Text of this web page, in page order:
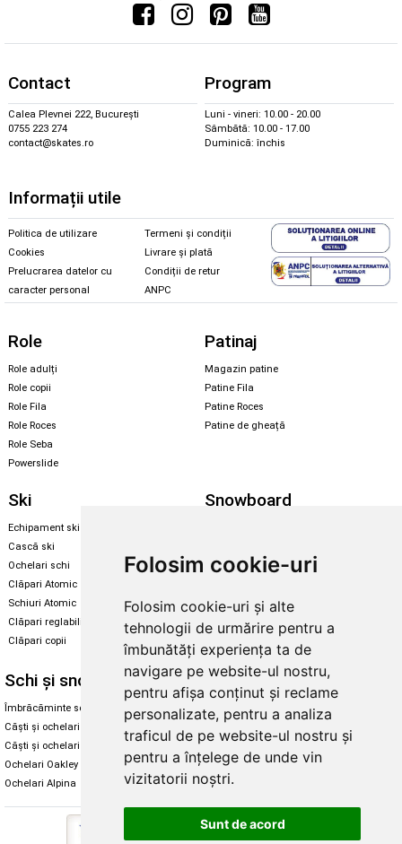
Folosim cookie-uri
Folosim cookie-uri și alte
tehnologii de urmărire pentru a
îmbunătăți experiența ta de
navigare pe website-ul nostru,
pentru afișa conținut și reclame
personalizate, pentru a analiza
traficul de pe website-ul nostru și
pentru a înțelege de unde vin
vizitatorii noștri.
Sunt de acord
Contact
Calea Plevnei 222, București
0755 223 274
contact@skates.ro
Program
Luni - vineri: 10.00 - 20.00
Sâmbătă: 10.00 - 17.00
Duminică: închis
Informații utile
Politica de utilizare
Cookies
Prelucrarea datelor cu
caracter personal
Termeni și condiții
Livrare și plată
Condiții de retur
ANPC
Role
Role adulți
Role copii
Role Fila
Role Roces
Role Seba
Powerslide
Patinaj
Magazin patine
Patine Fila
Patine Roces
Patine de gheață
Ski
Echipament ski
Cască ski
Ochelari schi
Clăpari Atomic
Schiuri Atomic
Clăpari reglabili
Clăpari copii
Snowboard
Legături Rome SDS
Skate & longboard
Santa Cruz
Enuff Skateboards
Schi și snowboard
Îmbrăcăminte schi și snowboard
Căști și ochelari de iarnă
Căști și ochelari Alpina
Ochelari Oakley
Ochelari Alpina
Diverse
Cum aleg rolele
Ochelari de soare Alpina
Intretinere manusi